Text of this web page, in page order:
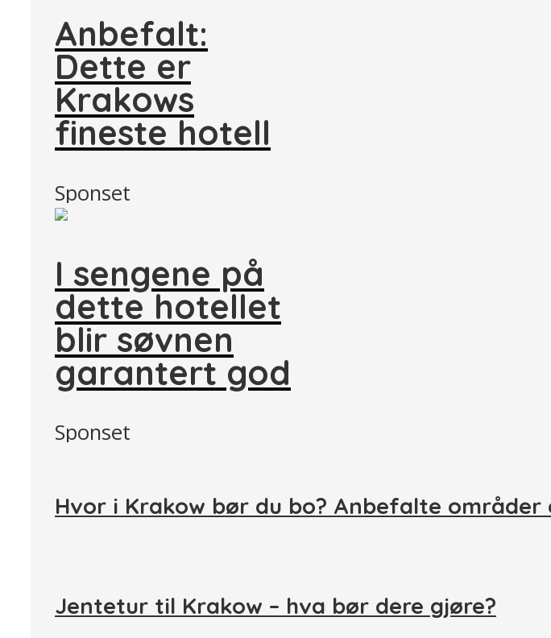
Anbefalt:
Dette er
Krakows
fineste hotell
Sponset
I sengene på
dette hotellet
blir søvnen
garantert god
Sponset
Hvor i Krakow bør du bo? Anbefalte områder
Jentetur til Krakow – hva bør dere gjøre?